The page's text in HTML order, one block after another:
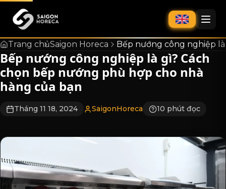
chính
Trang chủSaigon Horeca Bếp nướng công nghiệp
Bếp nướng công nghiệp là gì? Cách
chọn bếp nướng phù hợp cho nhà
hàng của bạn
Tháng 11 18, 2024 SaigonHoreca 10 phút đọc